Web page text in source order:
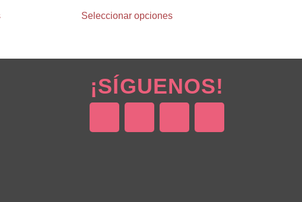
Seleccionar opciones
¡SÍGUENOS!